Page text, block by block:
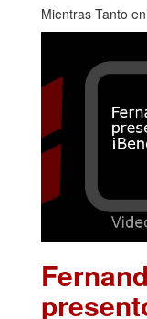
Mientras Tanto